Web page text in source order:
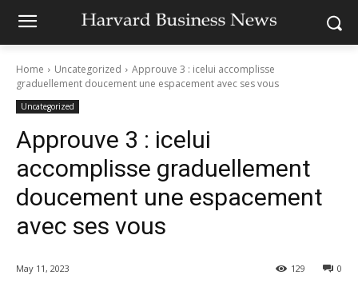
Home Uncategorized
Approuve 3 : icelui accomplisse
graduellement doucement une espacement avec ses vous
Uncategorized
Approuve 3 : icelui
accomplisse graduellement
doucement une espacement
avec ses vous
May 11, 2023 0
129